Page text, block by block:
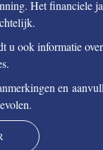
Het financiele
u ook informatie over
en